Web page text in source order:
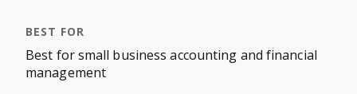
Best for small business accounting and financial
management